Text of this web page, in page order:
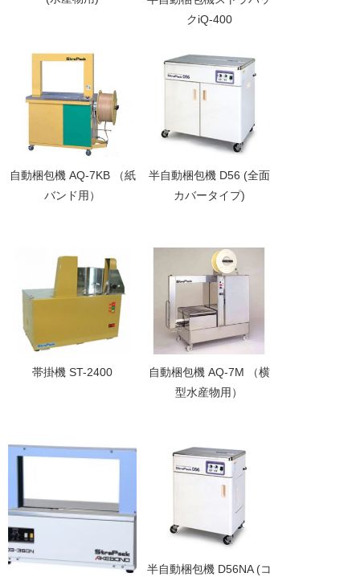
クiQ-400
自動梱包機 AQ-7KB （紙
バンド用）
半自動梱包機 D56 (全面
カバータイプ)
帯掛機 ST-2400
自動梱包機 AQ-7M （横
型水産物用）
半自動梱包機 D56NA (コ